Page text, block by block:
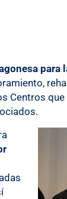
para
Centros